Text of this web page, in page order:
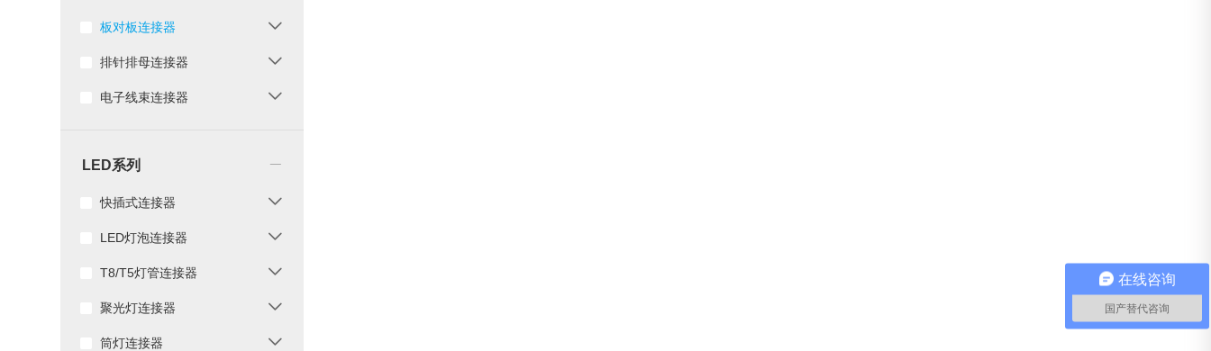
板对板连接器
排针排母连接器
电子线束连接器
LED系列
快插式连接器
LED灯泡连接器
T8/T5灯管连接器
聚光灯连接器
筒灯连接器
在线咨询
国产替代咨询